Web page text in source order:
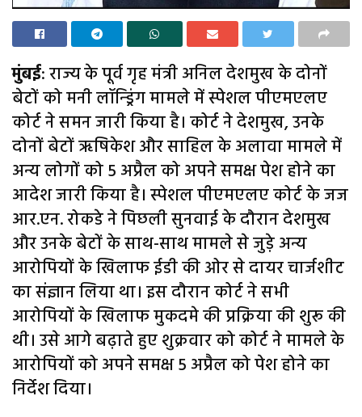
मुंबई: राज्य के पूर्व गृह मंत्री अनिल देशमुख के दोनों
बेटों को मनी लॉन्ड्रिंग मामले में स्पेशल पीएमएलए
कोर्ट ने समन जारी किया है। कोर्ट ने देशमुख, उनके
दोनों बेटों ऋषिकेश और साहिल के अलावा मामले में
अन्य लोगों को 5 अप्रैल को अपने समक्ष पेश होने का
आदेश जारी किया है। स्पेशल पीएमएलए कोर्ट के जज
आर.एन. रोकडे ने पिछली सुनवाई के दौरान देशमुख
और उनके बेटों के साथ-साथ मामले से जुड़े अन्य
आरोपियों के खिलाफ ईडी की ओर से दायर चार्जशीट
का संज्ञान लिया था। इस दौरान कोर्ट ने सभी
आरोपियों के खिलाफ मुकदमे की प्रक्रिया की शुरू की
थी। उसे आगे बढ़ाते हुए शुक्रवार को कोर्ट ने मामले के
आरोपियों को अपने समक्ष 5 अप्रैल को पेश होने का
निर्देश दिया।